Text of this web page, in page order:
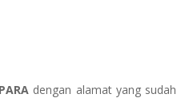
dengan alamat yang sudah